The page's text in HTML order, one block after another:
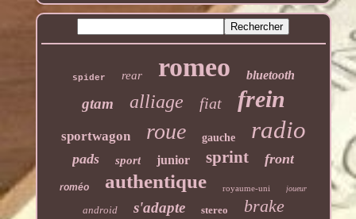
spider rear romeo bluetooth
gtam alliage fiat frein
sportwagon roue gauche radio
pads sport junior sprint front
roméo authentique royaume-uni joueur
android s'adapte stereo brake